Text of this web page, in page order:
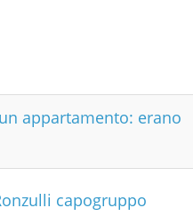
appartamento: erano
capogruppo